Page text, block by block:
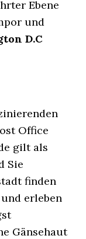
Ebene
und
D.C
Office
gilt als
Sie
finden
erleben
Gänsehaut